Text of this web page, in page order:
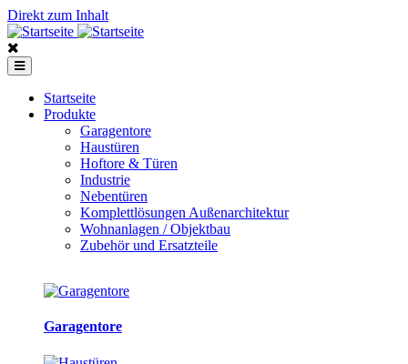
Direkt zum Inhalt
Startseite
Produkte
Garagentore
Haustüren
Hoftore & Türen
Industrie
Nebentüren
Komplettlösungen Außenarchitektur
Wohnanlagen / Objektbau
Zubehör und Ersatzteile
Garagentore